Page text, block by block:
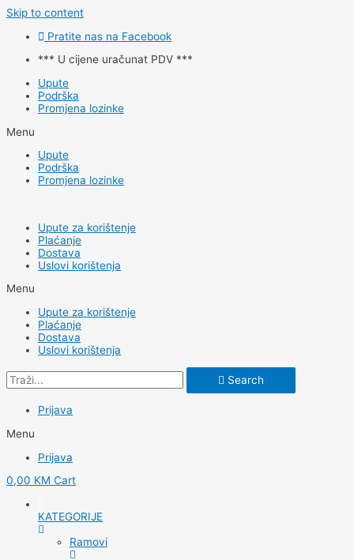
Skip to content
Pratite nas na Facebook
*** U cijene uračunat PDV ***
Upute
Podrška
Promjena lozinke
Menu
Upute
Podrška
Promjena lozinke
Upute za korištenje
Plaćanje
Dostava
Uslovi korištenja
Menu
Upute za korištenje
Plaćanje
Dostava
Uslovi korištenja
Search
Prijava
Menu
Prijava
0,00 KM Cart
KATEGORIJE
Ramovi